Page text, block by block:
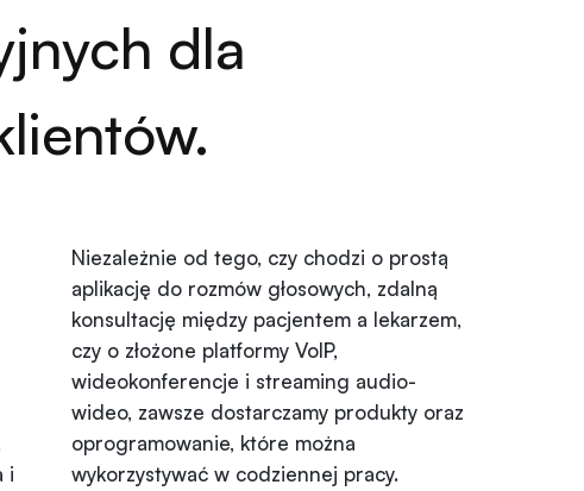
dla
i
Niezależnie od tego, czy chodzi o prostą
aplikację do rozmów głosowych, zdalną
konsultację między pacjentem a lekarzem,
czy o złożone platformy VoIP,
wideokonferencje i streaming audio-
wideo, zawsze dostarczamy produkty oraz
oprogramowanie, które można
wykorzystywać w codziennej pracy.